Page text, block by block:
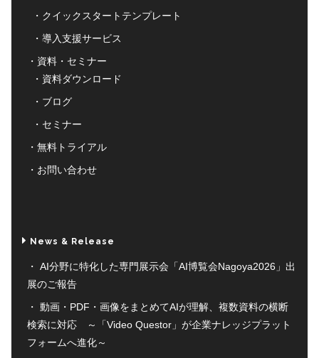
クイックスタートテンプレート
導入支援サービス
資料・セミナー
資料ダウンロード
ブログ
セミナー
無料トライアル
お問い合わせ
News & Release
AI分野に特化した専門展示会「AI博覧会Nagoya2026」出
展のご報告
動画・PDF・画像をまとめてAIが理解、複数資料の横断
検索に対応 ～「Video Questor」が企業ナレッジプラット
フォームへ進化～